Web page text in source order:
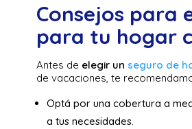
Consejos para
para tu hogar
Antes de elegir un seguro de
de vacaciones, te
Optá por una cobertura a
a tus necesidades.